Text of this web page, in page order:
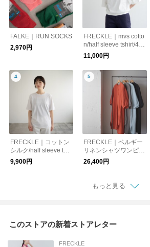
FALKE｜RUN SOCKS
2,970円
FRECKLE｜mvs cotto
n/half sleeve tshirt/4色
展開
11,000円
FRECKLE｜コットン
シルク/half sleeve tshi
rt/3サイズ展開
9,900円
FRECKLE｜ベルギー
リネンシャツワンピー
ス/4色展開
26,400円
もっと見る
このストアの新着ストアレター
FRECKLE